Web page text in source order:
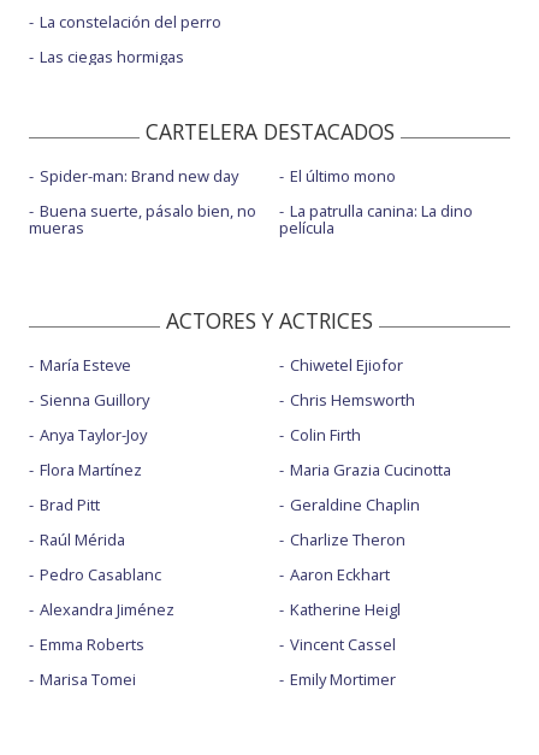
La constelación del perro
Las ciegas hormigas
CARTELERA DESTACADOS
Spider-man: Brand new day
Buena suerte, pásalo bien, no
mueras
El último mono
La patrulla canina: La dino
película
ACTORES Y ACTRICES
María Esteve
Sienna Guillory
Anya Taylor-Joy
Flora Martínez
Brad Pitt
Raúl Mérida
Pedro Casablanc
Alexandra Jiménez
Emma Roberts
Marisa Tomei
Chiwetel Ejiofor
Chris Hemsworth
Colin Firth
Maria Grazia Cucinotta
Geraldine Chaplin
Charlize Theron
Aaron Eckhart
Katherine Heigl
Vincent Cassel
Emily Mortimer